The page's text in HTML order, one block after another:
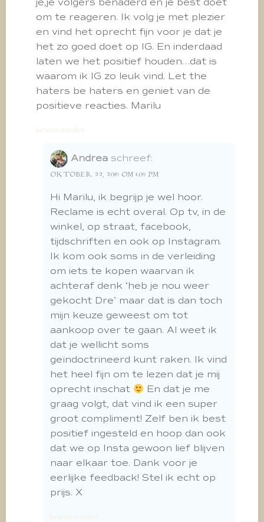
om te reageren. Ik volg je met plezier
en vind het oprecht fijn voor je dat je
het zo goed doet op IG. En inderdaad
laten we het positief houden…dat is
waarom ik IG zo leuk vind. Let the
haters be haters en geniet van de
positieve reacties. Marilu
beantwoorden
Andrea schreef:
OKTOBER 22, 2019 OM 1:09 PM
Hi Marilu, ik begrijp je wel hoor.
Reclame is echt overal. Op tv, in de
winkel, op straat, facebook,
tijdschriften en ook op Instagram.
Ik kom ook soms in de verleiding
om iets te kopen waarvan ik
achteraf denk ‘heb je nou weer
gekocht Dre’ maar dat is dan toch
mijn keuze geweest om tot
aankoop over te gaan. Al weet ik
dat je wellicht soms
geïndoctrineerd kunt raken. Ik vind
het heel fijn om te lezen dat je mij
oprecht inschat
En dat je me
graag volgt, dat vind ik een super
groot compliment! Zelf ben ik best
positief ingesteld en hoop dan ook
dat we op Insta gewoon lief blijven
naar elkaar toe. Dank voor je
eerlijke feedback! Stel ik echt op
prijs. X
beantwoorden